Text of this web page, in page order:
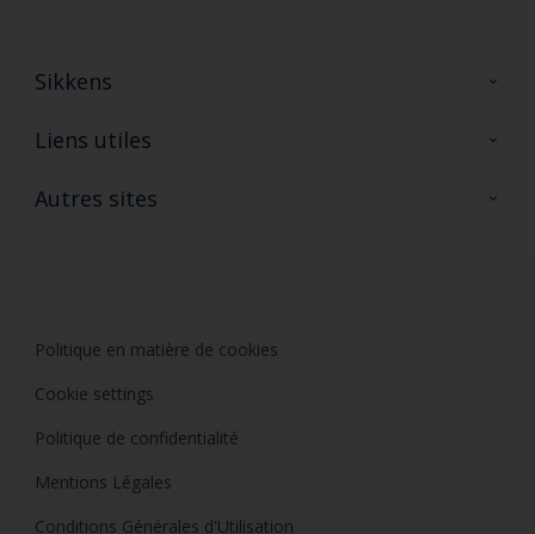
Sikkens
A propos de Sikkens
Liens utiles
Ouvrir un magasin PASS
Autres sites
Politique en matière de cookies
Cookie settings
Politique de confidentialité
Mentions Légales
Conditions Générales d'Utilisation